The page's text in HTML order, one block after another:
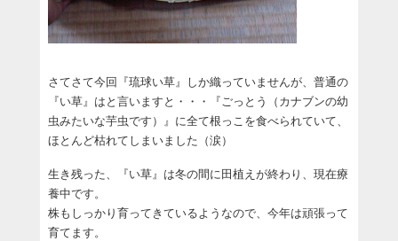
さてさて今回『琉球い草』しか織っていませんが、普通の
『い草』はと言いますと・・・『ごっとう（カナブンの幼
虫みたいな芋虫です）』に全て根っこを食べられていて、
ほとんど枯れてしまいました（涙）
生き残った、『い草』は冬の間に田植えが終わり、現在療
養中です。
株もしっかり育ってきているようなので、今年は頑張って
育てます。